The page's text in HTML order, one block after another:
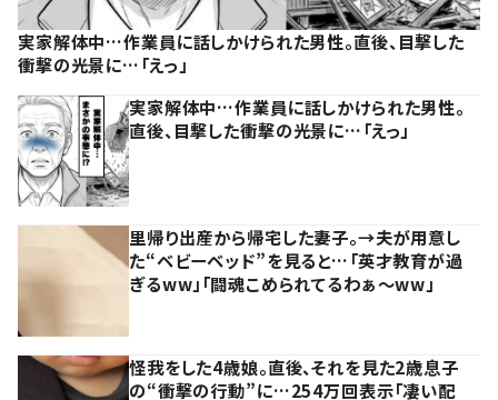
実家解体中…作業員に話しかけられた男性。直後、目撃した
衝撃の光景に…「えっ」
実家解体中…作業員に話しかけられた男性。
直後、目撃した衝撃の光景に…「えっ」
里帰り出産から帰宅した妻子。→夫が用意し
た“ベビーベッド”を見ると…「英才教育が過
ぎるww」「闘魂こめられてるわぁ～ww」
怪我をした4歳娘。直後、それを見た2歳息子
の“衝撃の行動”に…254万回表示「凄い配